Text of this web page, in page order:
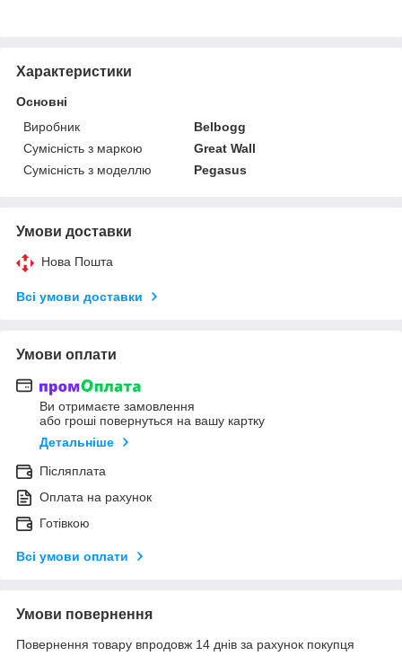
Характеристики
Основні
Виробник
Belbogg
Сумісність з маркою
Great Wall
Сумісність з моделлю
Pegasus
Умови доставки
Нова Пошта
Всі умови доставки
Умови оплати
Ви отримаєте замовлення
або гроші повернуться на вашу картку
Детальніше
Післяплата
Оплата на рахунок
Готівкою
Всі умови оплати
Умови повернення
Повернення товару впродовж 14 днів за рахунок покупця